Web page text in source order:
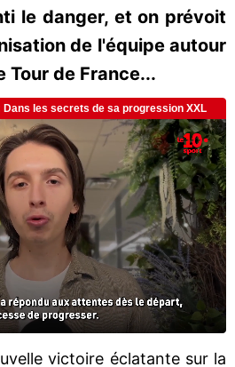
le danger, et on prévoit
de l'équipe autour
Tour de France...
victoire éclatante sur la